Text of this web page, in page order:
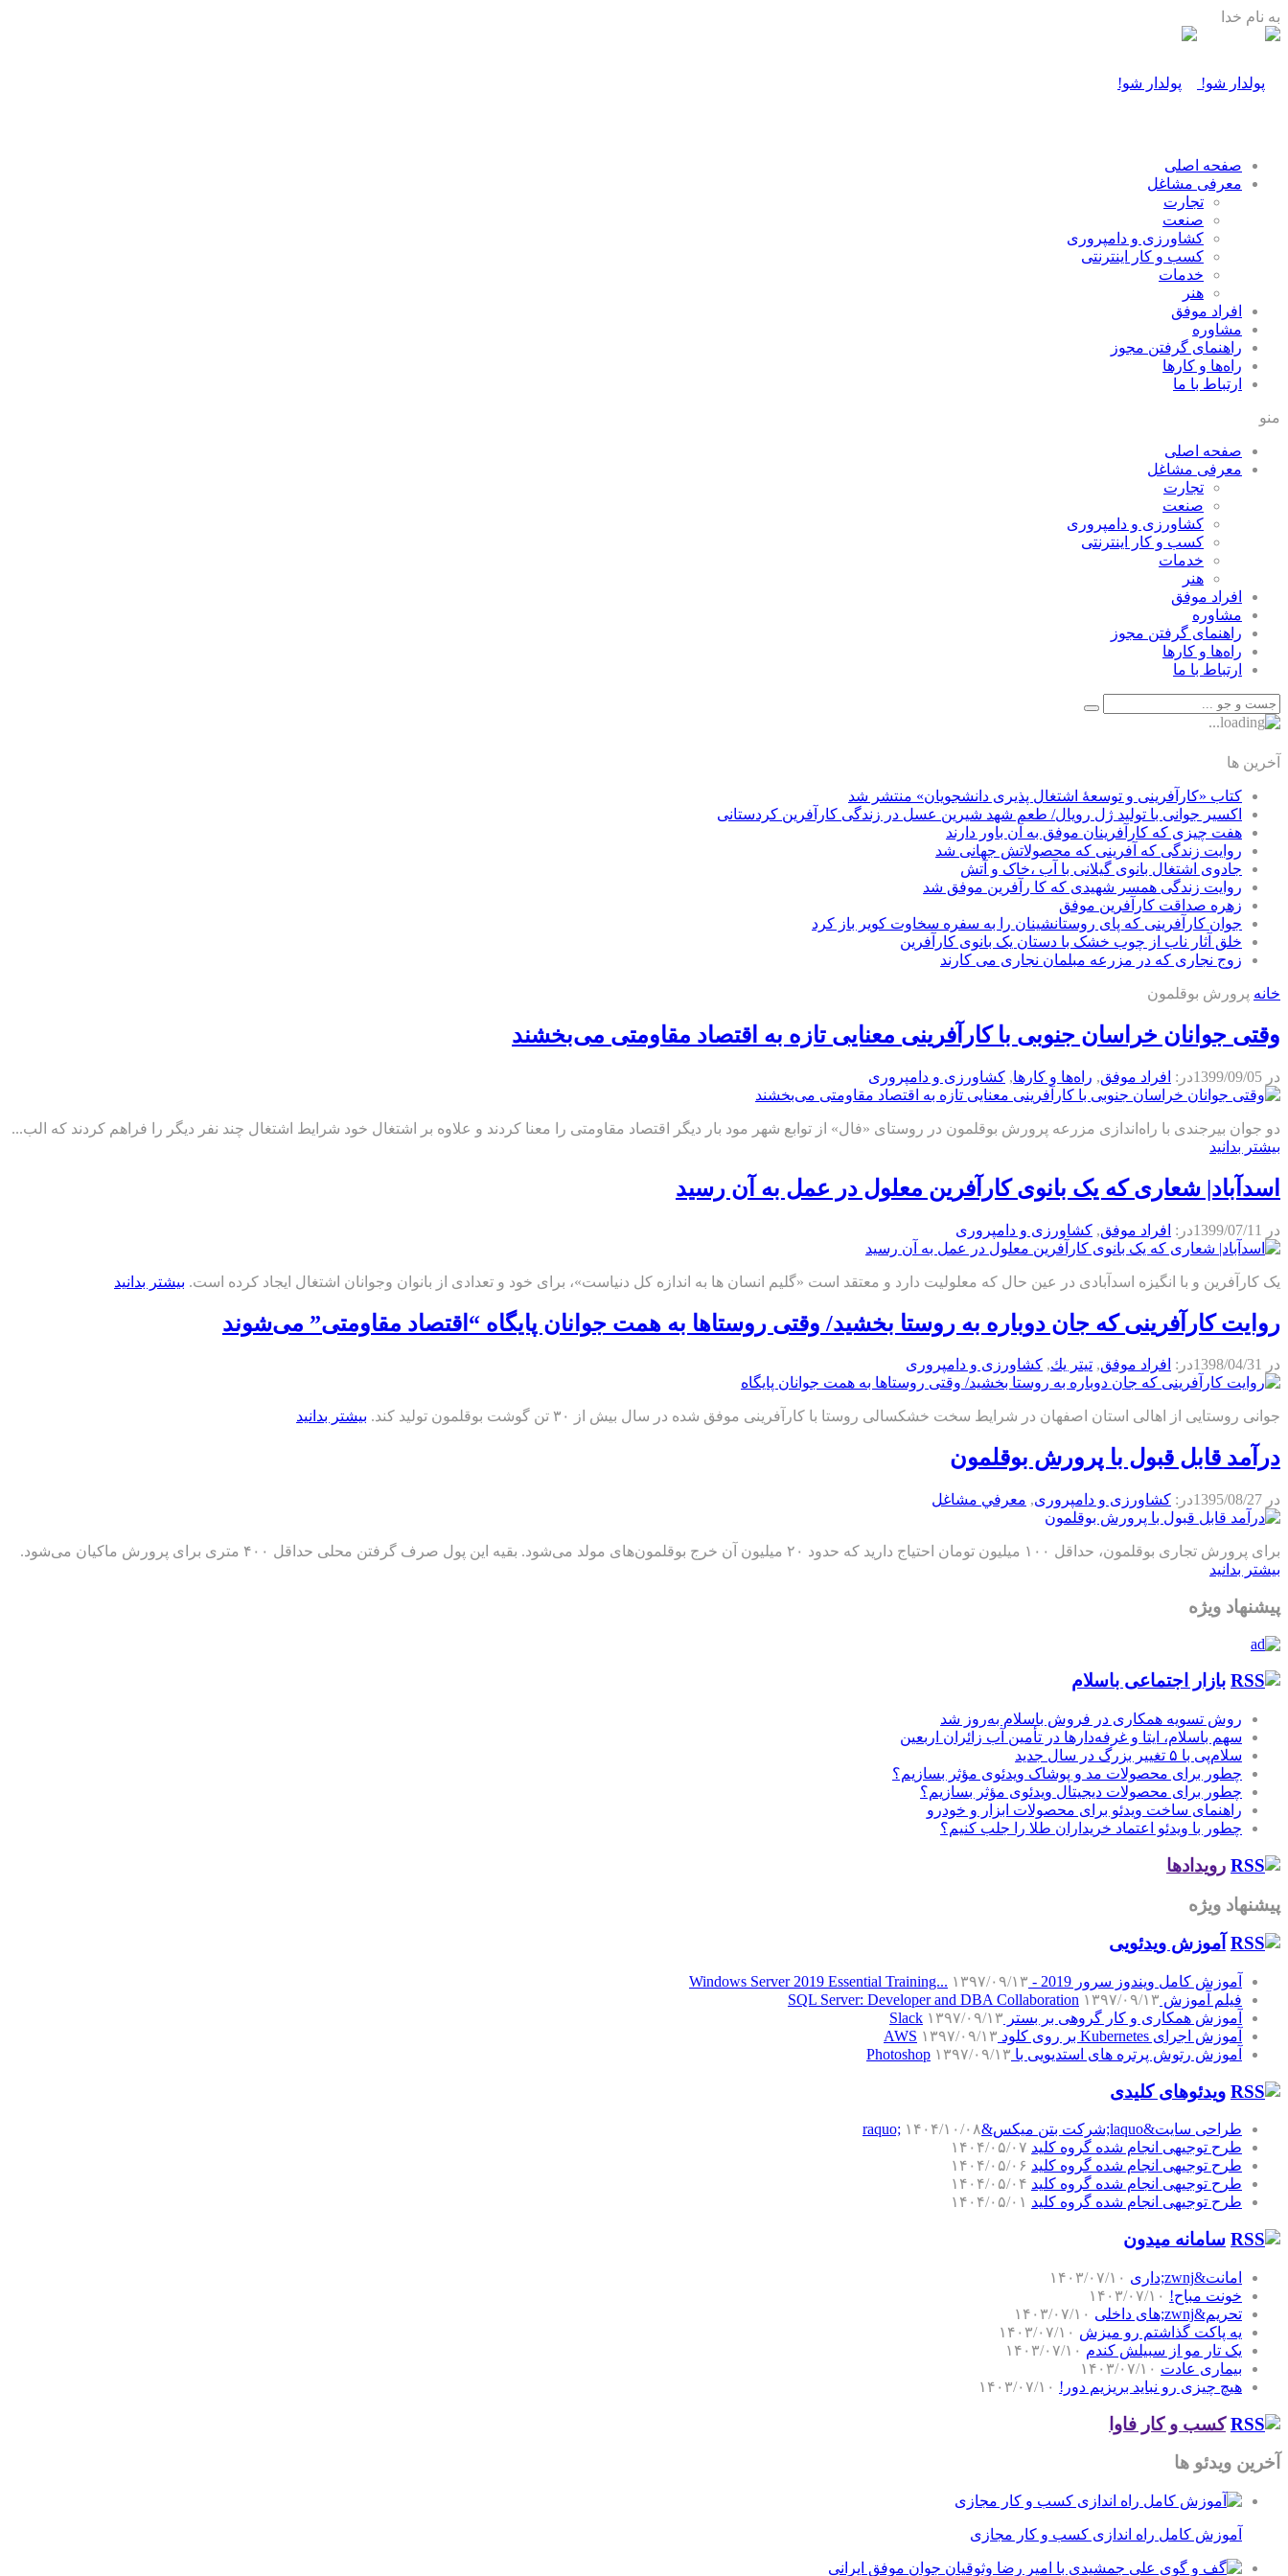
به نام خدا
صفحه اصلی
معرفی مشاغل
تجارت
صنعت
كشاورزی و دامپروری
كسب و كار اينترنتی
خدمات
هنر
افراد موفق
مشاوره
راهنمای گرفتن مجوز
راه‌ها و كارها
ارتباط با ما
منو
صفحه اصلی
معرفی مشاغل
تجارت
صنعت
كشاورزی و دامپروری
كسب و كار اينترنتی
خدمات
هنر
افراد موفق
مشاوره
راهنمای گرفتن مجوز
راه‌ها و كارها
ارتباط با ما
آخرین ها
کتاب «کارآفرینی و توسعۀ اشتغال پذیری دانشجویان» منتشر شد
اکسیر جوانی با تولید ژل رویال/ طعم شهد شیرین عسل‌ در زندگی کارآفرین کردستانی
هفت چیزی که کارآفرینان موفق به آن باور دارند
روایت زندگی که آفرینی که محصولاتش جهانی شد
جادوی اشتغال بانوی گیلانی با آب ،خاک و آتش
روایت زندگی همسر شهیدی که کا رآفرین موفق شد
زهره صداقت کارآفرین موفق
جوان کارآفرینی که پای روستانشینان را به سفره سخاوت کویر باز کرد
خلق آثار ناب از چوب خشک با دستان یک بانوی کارآفرین
زوج نجاری که در مزرعه مبلمان نجاری می کارند
خانه پرورش بوقلمون
وقتی جوانان خراسان جنوبی با کارآفرینی معنایی تازه به اقتصاد مقاومتی می‌بخشند
در 1399/09/05در: افراد موفق, راه‌ها و كارها, كشاورزی و دامپروری
دو جوان بیرجندی با راه‌اندازی مزرعه پرورش بوقلمون در روستای «فال» از توابع شهر مود بار دیگر اقتصاد مقاومتی را معنا کردند و علاوه بر اشتغال خود شرایط اشتغال چند نفر دیگر را فراهم کردند که الب...
بیشتر بدانید
اسدآباد| شعاری که یک بانوی کارآفرین معلول در عمل به آن رسید
در 1399/07/11در: افراد موفق, كشاورزی و دامپروری
یک کارآفرین و با انگیزه اسدآبادی در عین حال که معلولیت دارد و معتقد است «گلیم انسان ها به اندازه کل دنیاست»، برای خود و تعدادی از بانوان وجوانان اشتغال ایجاد کرده است. بیشتر بدانید
روایت کارآفرینی که جان دوباره به روستا بخشید/ وقتی روستاها به همت جوانان پایگاه “اقتصاد مقاومتی” می‌شوند
در 1398/04/31در: افراد موفق, تيتر يك, كشاورزی و دامپروری
جوانی روستایی از اهالی استان اصفهان در شرایط سخت خشکسالی روستا با کارآفرینی موفق شده در سال بیش از ۳۰ تن گوشت بوقلمون تولید کند. بیشتر بدانید
درآمد قابل قبول با پرورش بوقلمون
در 1395/08/27در: كشاورزی و دامپروری, معرفي مشاغل
برای پرورش تجاری بوقلمون، حداقل ۱۰۰ میلیون تومان احتیاج دارید که حدود ۲۰ میلیون آن خرج بوقلمون‌های مولد می‌شود. بقیه این پول صرف گرفتن محلی حداقل ۴۰۰ متری برای پرورش ماکیان می‌شود.
بیشتر بدانید
پیشنهاد ویژه
بازار اجتماعی باسلام
روش تسویه همکاری در فروش باسلام به‌روز شد
سهم باسلام، ایتا و غرفه‌دارها در تأمین آب زائران اربعین
سلام‌پی با ۵ تغییر بزرگ در سال جدید
چطور برای محصولات مد و پوشاک ویدئوی مؤثر بسازیم؟
چطور برای محصولات دیجیتال ویدئوی مؤثر بسازیم؟
راهنمای ساخت ویدئو برای محصولات ابزار و خودرو
چطور با ویدئو اعتماد خریداران طلا را جلب کنیم؟
رویدادها
پیشنهاد ویژه
آموزش‌ ویدئویی
آموزش کامل ویندوز سرور 2019 - Windows Server 2019 Essential Training...
۱۳۹۷/۰۹/۱۳
فیلم آموزش SQL Server: Developer and DBA Collaboration ۱۳۹۷/۰۹/۱۳
آموزش همکاری و کار گروهی بر بستر Slack ۱۳۹۷/۰۹/۱۳
آموزش اجرای Kubernetes بر روی کلود AWS
۱۳۹۷/۰۹/۱۳
آموزش رتوش پرتره های استدیویی با Photoshop ۱۳۹۷/۰۹/۱۳
ویدئوهای کلیدی
طراحی سایت&laquo;شرکت بتن میکس&raquo;
۱۴۰۴/۱۰/۰۸
طرح توجیهی انجام شده گروه کلید ۱۴۰۴/۰۵/۰۷
طرح توجیهی انجام شده گروه کلید ۱۴۰۴/۰۵/۰۶
طرح توجیهی انجام شده گروه کلید ۱۴۰۴/۰۵/۰۴
طرح توجیهی انجام شده گروه کلید ۱۴۰۴/۰۵/۰۱
سامانه میدون
امانت&zwnj;داری
۱۴۰۳/۰۷/۱۰
خونت مباح! ۱۴۰۳/۰۷/۱۰
تحریم&zwnj;های داخلی
۱۴۰۳/۰۷/۱۰
یه پاکت گذاشتم رو میزش ۱۴۰۳/۰۷/۱۰
یک تار مو از سبیلش کندم ۱۴۰۳/۰۷/۱۰
بیماری عادت ۱۴۰۳/۰۷/۱۰
هیچ چیزی رو نباید بریزیم دور! ۱۴۰۳/۰۷/۱۰
کسب و کار فاوا
آخرین ویدئو ها
آموزش کامل راه اندازی کسب و کار مجازی